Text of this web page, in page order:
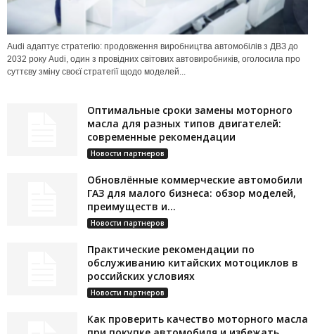
Audi адаптує стратегію: продовження виробництва автомобілів з ДВЗ до
2032 року Audi, один з провідних світових автовиробників, оголосила про
суттєву зміну своєї стратегії щодо моделей...
Оптимальные сроки замены моторного
масла для разных типов двигателей:
современные рекомендации
Новости партнеров
Обновлённые коммерческие автомобили
ГАЗ для малого бизнеса: обзор моделей,
преимуществ и...
Новости партнеров
Практические рекомендации по
обслуживанию китайских мотоциклов в
российских условиях
Новости партнеров
Как проверить качество моторного масла